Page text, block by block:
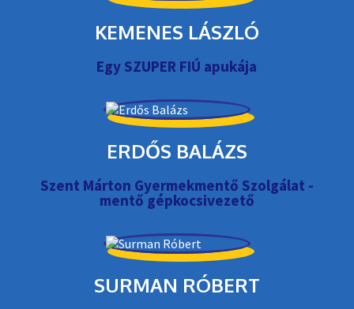
KEMENES LÁSZLÓ
Egy SZUPER FIÚ apukája
ERDŐS BALÁZS
Szent Márton Gyermekmentő Szolgálat -
mentő gépkocsivezető
SURMAN RÓBERT